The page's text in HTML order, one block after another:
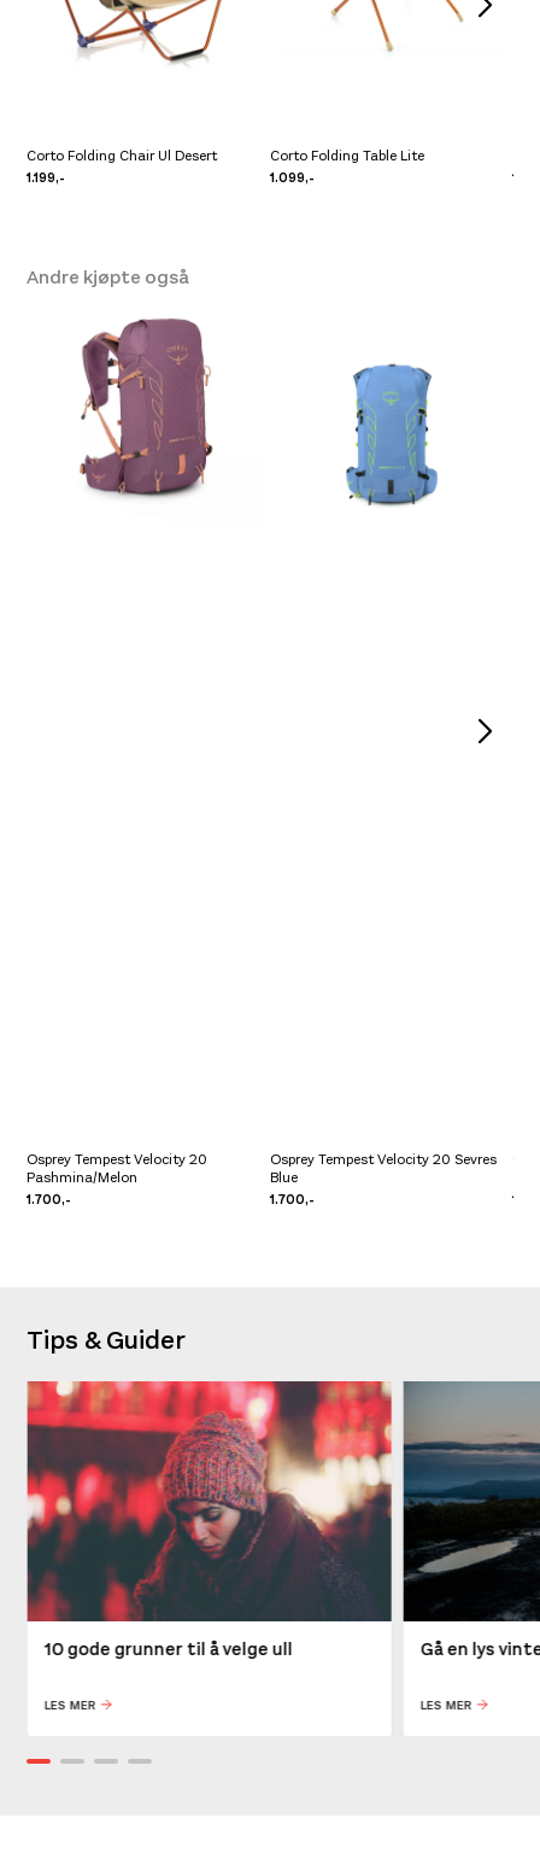
Se butikkinformasjon
Corto Folding Chair Ul Desert
1.199,-
Corto Folding Table Lite
1.099,-
Andre kjøpte også
Osprey Tempest Velocity 20
Pashmina/Melon
1.700,-
Osprey Tempest Velocity 20 Sevres
Blue
1.700,-
Tips & Guider
10 gode grunner til å velge ull
LES MER
Gå en lys
LES MER